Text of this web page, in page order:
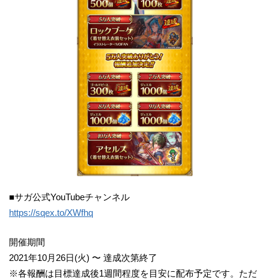
■サガ公式YouTubeチャンネル
https://sqex.to/XWfhq
開催期間
2021年10月26日(火) 〜 達成次第終了
※各報酬は目標達成後1週間程度を目安に配布予定です。ただ